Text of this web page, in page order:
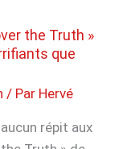
the Truth »
que
/ Par Hervé
répit aux